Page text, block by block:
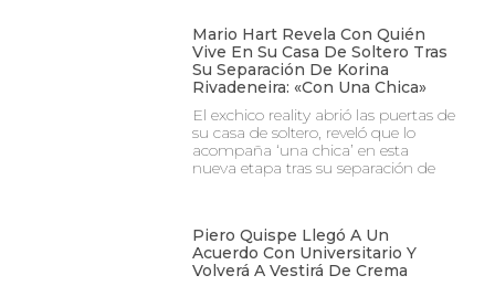
Mario Hart Revela Con Quién
Vive En Su Casa De Soltero Tras
Su Separación De Korina
Rivadeneira: «Con Una Chica»
El exchico reality abrió las puertas de
su casa de soltero, reveló que lo
acompaña ‘una chica’ en esta
nueva etapa tras su separación de
Piero Quispe Llegó A Un
Acuerdo Con Universitario Y
Volverá A Vestirá De Crema